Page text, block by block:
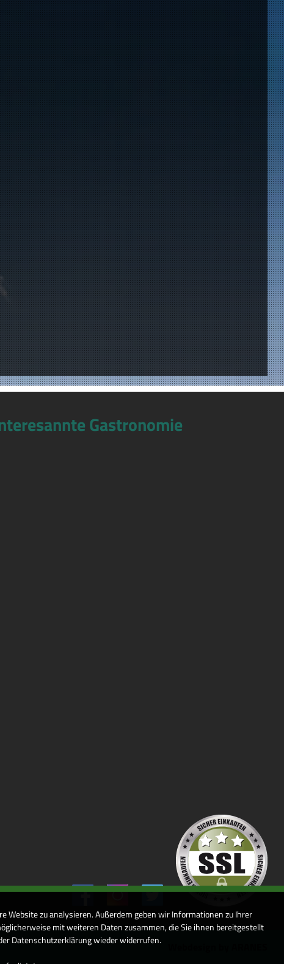
Gastronomie
Website zu analysieren. Außerdem geben wir Informationen zu Ihrer
mit weiteren Daten zusammen, die Sie ihnen bereitgestellt
Datenschutzerklärung wieder widerrufen.